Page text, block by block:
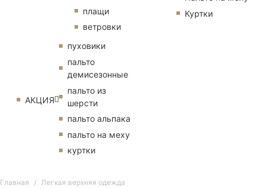
плащи
ветровки
АКЦИЯ
пуховики
пальто
демисезонные
пальто из
шерсти
пальто альпака
пальто на меху
куртки
Куртки
Главная Легкая верхняя одежда